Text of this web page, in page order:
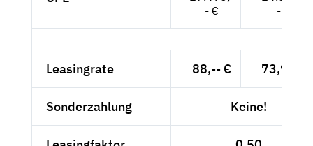
- €
- €
Leasingrate 88,-- € 73,95 €
Sonderzahlung Keine!